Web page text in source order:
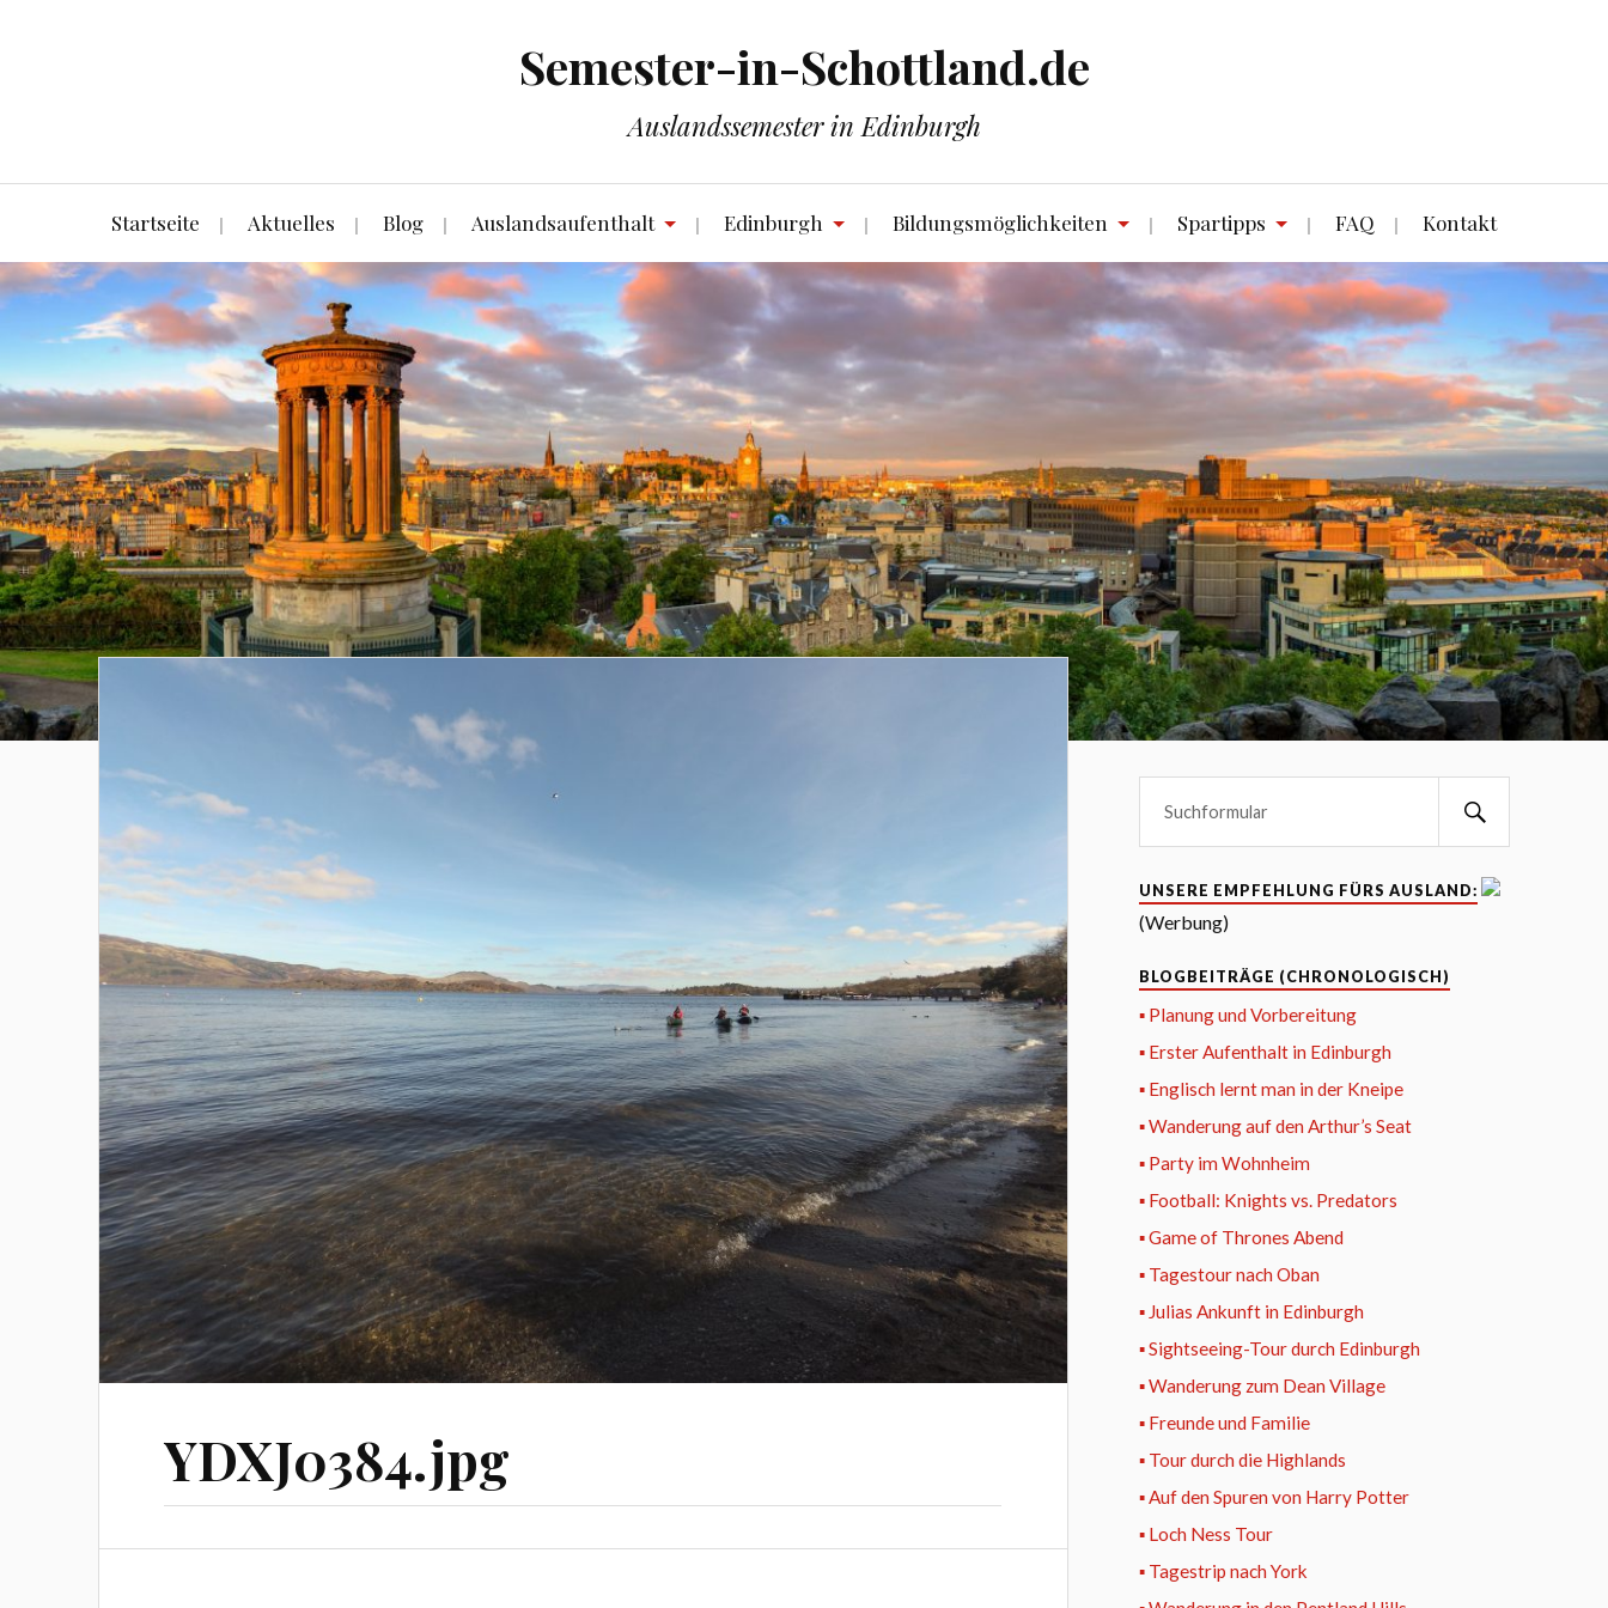
Semester-in-Schottland.de
Auslandssemester in Edinburgh
Startseite Aktuelles Blog Auslandsaufenthalt Edinburgh Bildungsmöglichkeiten Spartipps FAQ Kontakt
YDXJ0384.jpg
UNSERE EMPFEHLUNG FÜRS AUSLAND:
(Werbung)
BLOGBEITRÄGE (CHRONOLOGISCH)
▪ Planung und Vorbereitung
▪ Erster Aufenthalt in Edinburgh
▪ Englisch lernt man in der Kneipe
▪ Wanderung auf den Arthur’s Seat
▪ Party im Wohnheim
▪ Football: Knights vs. Predators
▪ Game of Thrones Abend
▪ Tagestour nach Oban
▪ Julias Ankunft in Edinburgh
▪ Sightseeing-Tour durch Edinburgh
▪ Wanderung zum Dean Village
▪ Freunde und Familie
▪ Tour durch die Highlands
▪ Auf den Spuren von Harry Potter
▪ Loch Ness Tour
▪ Tagestrip nach York